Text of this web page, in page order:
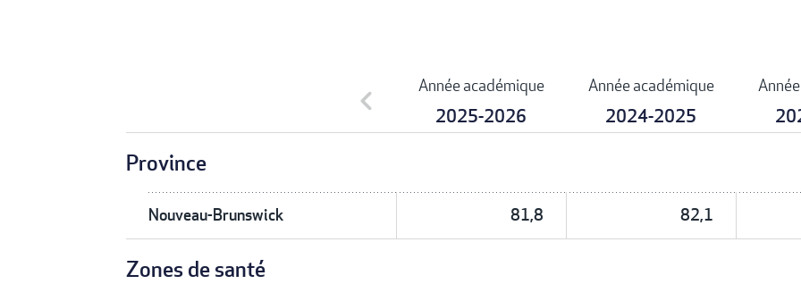
Année académique
2025-2026
Année académique
2024-2025
chevron_left
Province
Nouveau-Brunswick 81,8 82,1
Zones de santé